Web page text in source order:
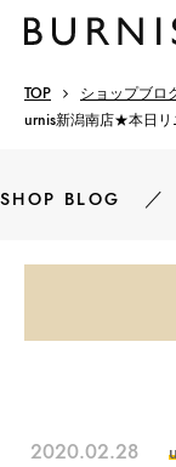
TOP ショップブロ
urnis新潟南店★本日
SHOP BLOG ／
2020.02.28